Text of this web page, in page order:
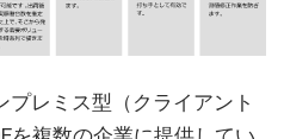
レミス型（クライアント